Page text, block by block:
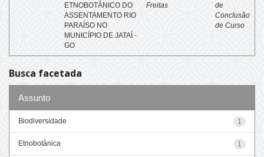
ETNOBOTÂNICO DO
ASSENTAMENTO RIO
PARAÍSO NO
MUNICÍPIO DE JATAÍ -
GO
Freitas
de
Conclusão
de Curso
Busca facetada
Assunto
1
Biodiversidade
1
Etnobotânica